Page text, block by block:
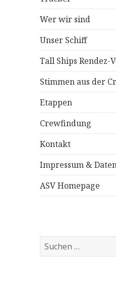
Wer wir sind
Unser Schiff
Tall Ships Rendez-
Stimmen aus der
Etappen
Crewfindung
Kontakt
Impressum &
ASV Homepage
S
u